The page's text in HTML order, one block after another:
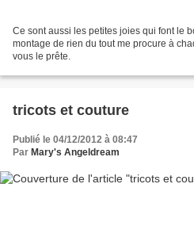
Ce sont aussi les petites joies qui font le
montage de rien du tout me procure à
vous le prête.
tricots et couture
Publié le 04/12/2012 à 08:47
Par Mary's Angeldream